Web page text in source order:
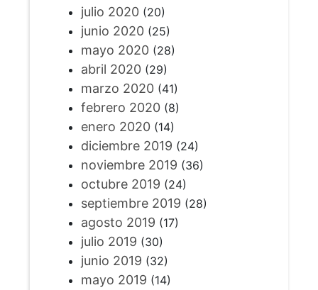
julio 2020(20)
junio 2020(25)
mayo 2020(28)
abril 2020(29)
marzo 2020(41)
febrero 2020(8)
enero 2020(14)
diciembre 2019 (24)
noviembre 2019 (36)
octubre 2019 (24)
septiembre 2019 (28)
agosto 2019 (17)
julio 2019 (30)
junio 2019 (32)
mayo 2019 (14)